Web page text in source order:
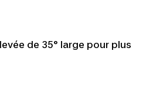
de 35° large pour plus